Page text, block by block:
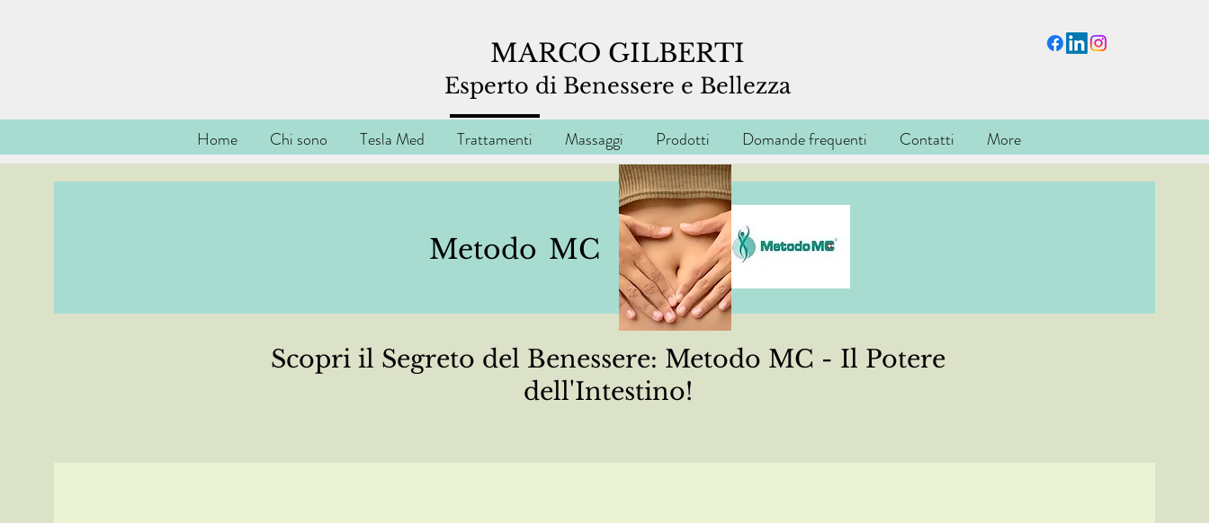
MARCO GILBERTI
Esperto di Benessere e Bellezza
Home Chi sono Tesla Med Trattamenti Massaggi Prodotti Domande frequenti Contatti More
Metodo MC
Scopri il Segreto del Benessere: Metodo MC - Il Potere
dell'Intestino!